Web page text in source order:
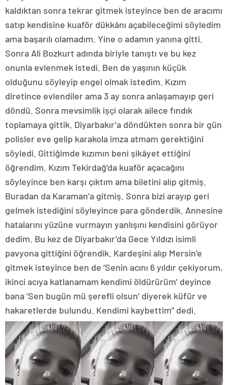
kaldıktan sonra tekrar gitmek isteyince ben de aracımı
satıp kendisine kuaför dükkânı açabileceğimi söyledim
ama başarılı olamadım. Yine o adamın yanına gitti.
Sonra Ali Bozkurt adında biriyle tanıştı ve bu kez
onunla evlenmek istedi. Ben de yaşının küçük
olduğunu söyleyip engel olmak istedim. Kızım
diretince evlendiler ama 3 ay sonra anlaşamayıp geri
döndü. Sonra mevsimlik işçi olarak ailece fındık
toplamaya gittik. Diyarbakır’a döndükten sonra bir gün
polisler eve gelip karakola imza atmam gerektiğini
söyledi. Gittiğimde kızımın beni şikâyet ettiğini
öğrendim. Kızım Tekirdağ’da kuaför açacağını
söyleyince ben karşı çıktım ama biletini alıp gitmiş.
Buradan da Karaman’a gitmiş. Sonra bizi arayıp geri
gelmek istediğini söyleyince para gönderdik. Annesine
hatalarını yüzüne vurmayın yanlışını kendisini görüyor
dedim. Bu kez de Diyarbakır’da Gece Yıldızı isimli
pavyona gittiğini öğrendik. Kardeşini alıp Mersin’e
gitmek isteyince ben de ‘Senin acını 6 yıldır çekiyorum,
ikinci acıya katlanamam kendimi öldürürüm’ deyince
bana ‘Sen bugün mü şerefli olsun’ diyerek küfür ve
hakaretlerde bulundu. Kendimi kaybettim” dedi.